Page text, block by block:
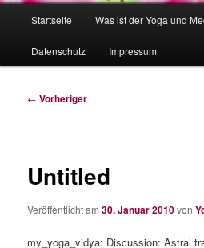
Startseite Was ist der Yoga und
Datenschutz Impressum
Beitragsnavigation
← Vorheriger
Untitled
Veröffentlicht am30. Januar 2010von
my_yoga_vidya: Discussion: Astral